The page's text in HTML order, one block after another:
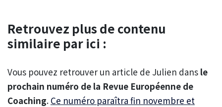
Retrouvez plus de contenu
similaire par ici :
Vous pouvez retrouver un article de Julien dans le
prochain numéro de la Revue Européenne de
Coaching. Ce numéro paraîtra fin novembre et